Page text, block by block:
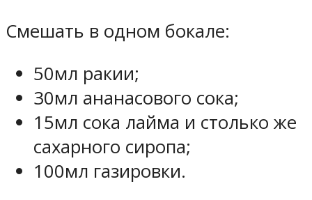
Смешать в одном бокале:
50мл ракии;
30мл ананасового сока;
15мл сока лайма и столько же
сахарного сиропа;
100мл газировки.